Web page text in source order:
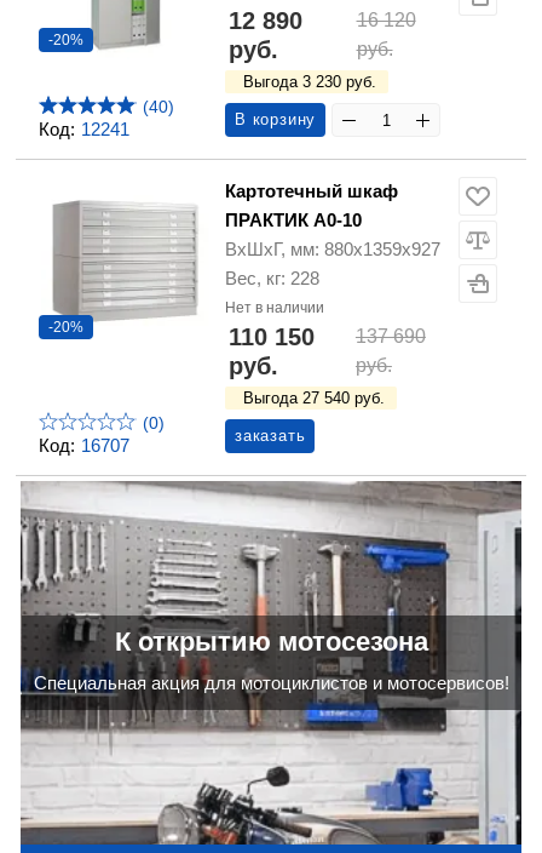
Код: 12241
-20%
(40)
12 890
руб.
16 120
руб.
Выгода 3 230 руб.
В корзину
Код: 16707
-20%
(0)
Картотечный шкаф
ПРАКТИК A0-10
ВхШхГ, мм: 880х1359х927
Вес, кг: 228
Нет в наличии
110 150
руб.
137 690
руб.
Выгода 27 540 руб.
заказать
К открытию мотосезона
Cпециальная акция для мотоциклистов и мотосервисов!